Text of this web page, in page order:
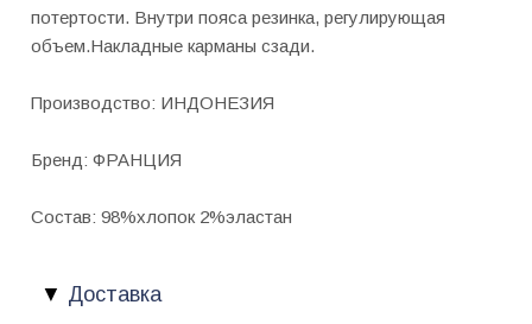
потертости. Внутри пояса резинка, регулирующая
объем.Накладные карманы сзади.
Производство: ИНДОНЕЗИЯ
Бренд: ФРАНЦИЯ
Состав: 98%хлопок 2%эластан
Доставка